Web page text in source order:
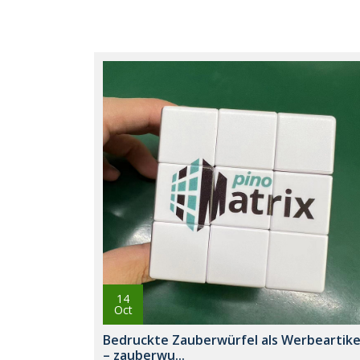
14
Oct
Bedruckte Zauberwürfel als
– zauberwu...